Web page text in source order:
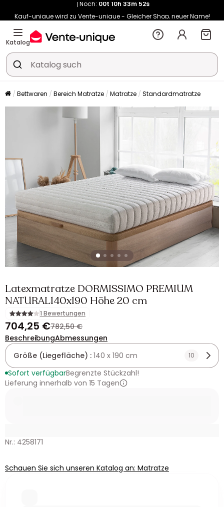
-10% ab 400€ mitHEAT10auf Vente-unique-Produkte
Noch:
Katalog
Bettwaren Bereich Matratze Matratze Standardmatratze
Latexmatratze DORMISSIMO PREMIUM
NATURAL140x190 Höhe 20 cm
1 Bewertungen
704,25 €782,50 €
BeschreibungAbmessungen
Größe (Liegefläche) : 140 x 190 cm 10
Sofort verfügbarBegrenzte Stückzahl!
Lieferung innerhalb von 15 Tagen
Nr.: 4258171
Schauen Sie sich unseren Katalog an: Matratze